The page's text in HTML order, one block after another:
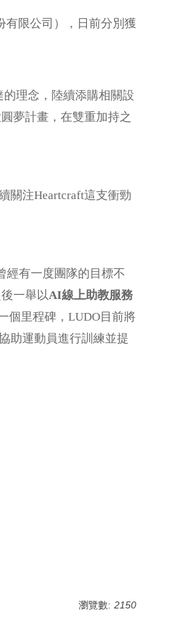
限公司），日前分別獲
理念，陸續添購相關設
夢計畫，在雙重加持之
關注Heartcraft這支衝勁
有一度團隊的目標不
一舉以AI線上助教服務
個里程碑，LUDO目前將
助運動員進行訓練並提
瀏覽數: 2150